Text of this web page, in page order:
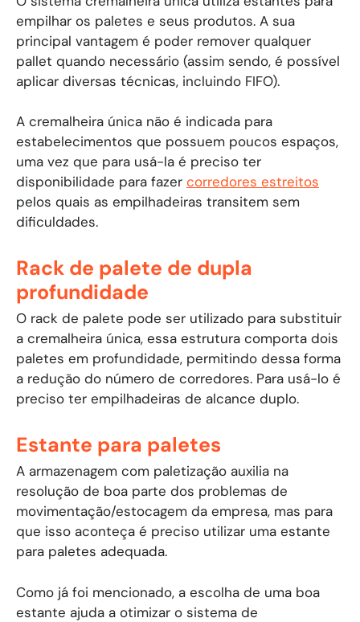
empilhar os paletes e seus produtos. A sua
principal vantagem é poder remover qualquer
pallet quando necessário (assim sendo, é possível
aplicar diversas técnicas, incluindo FIFO).
A cremalheira única não é indicada para
estabelecimentos que possuem poucos espaços,
uma vez que para usá-la é preciso ter
disponibilidade para fazer corredores estreitos
pelos quais as empilhadeiras transitem sem
dificuldades.
Rack de palete de dupla
profundidade
O rack de palete pode ser utilizado para substituir
a cremalheira única, essa estrutura comporta dois
paletes em profundidade, permitindo dessa forma
a redução do número de corredores. Para usá-lo é
preciso ter empilhadeiras de alcance duplo.
Estante para paletes
A armazenagem com paletização auxilia na
resolução de boa parte dos problemas de
movimentação/estocagem da empresa, mas para
que isso aconteça é preciso utilizar uma estante
para paletes adequada.
Como já foi mencionado, a escolha de uma boa
estante ajuda a otimizar o sistema de